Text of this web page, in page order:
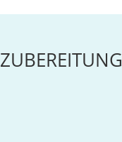
ZUBEREITUNG